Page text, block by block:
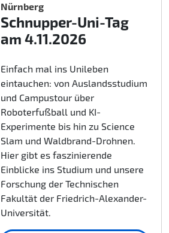
Nürnberg
Schnupper-Uni-Tag
am 4.11.2026
Einfach mal ins Unileben
eintauchen: von Auslandsstudium
und Campustour über
Roboterfußball und KI-
Experimente bis hin zu Science
Slam und Waldbrand-Drohnen.
Hier gibt es faszinierende
Einblicke ins Studium und unsere
Forschung der Technischen
Fakultät der Friedrich-Alexander-
Universität.